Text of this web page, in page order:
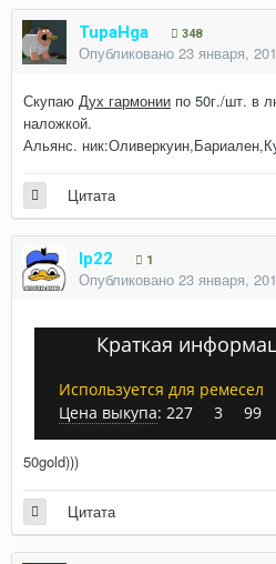
TupaHga 348
Опубликовано 23 января,
Скупаю Дух гармонии по 50г./шт. в
наложкой.
Альянс.
Цитата
lp22 1
Опубликовано 23 января,
Краткая
Используется для ремесел
Цена выкупа: 227 3 99
50gold)))
Цитата